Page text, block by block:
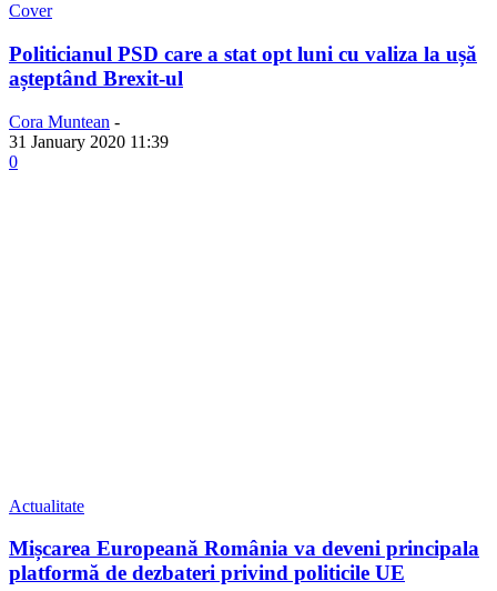
Cover
Politicianul PSD care a stat opt luni cu valiza la ușă
așteptând Brexit-ul
Cora Muntean -
31 January 2020 11:39
0
Actualitate
Mișcarea Europeană România va deveni principala
platformă de dezbateri privind politicile UE